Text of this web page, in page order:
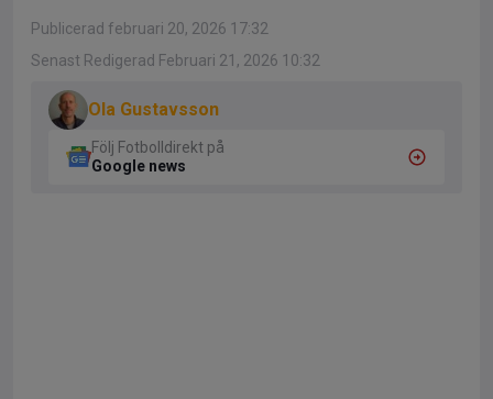
Publicerad februari 20, 2026 17:32
Senast Redigerad Februari 21, 2026 10:32
Ola Gustavsson
Följ Fotbolldirekt på
Google news